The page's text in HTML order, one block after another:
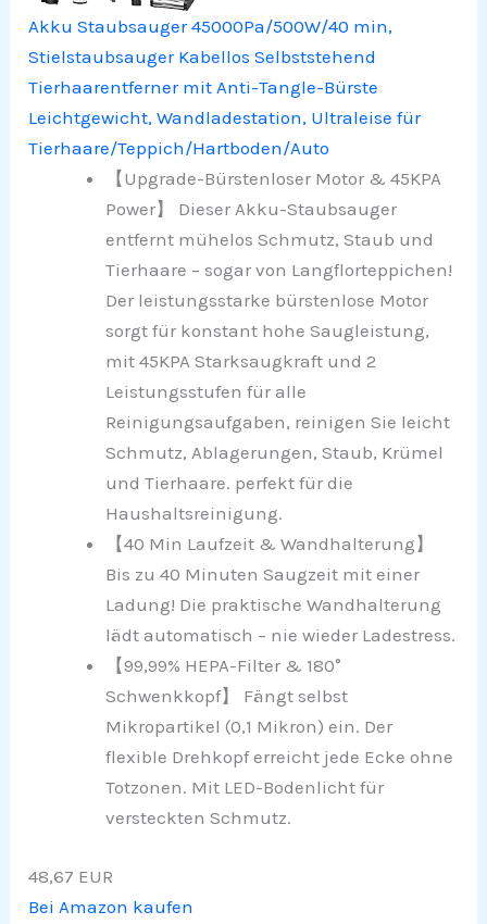
Akku Staubsauger 45000Pa/500W/40 min,
Stielstaubsauger Kabellos Selbststehend
Tierhaarentferner mit Anti-Tangle-Bürste
Leichtgewicht, Wandladestation, Ultraleise für
Tierhaare/Teppich/Hartboden/Auto
【Upgrade-Bürstenloser Motor & 45KPA
Power】 Dieser Akku-Staubsauger
entfernt mühelos Schmutz, Staub und
Tierhaare – sogar von Langflorteppichen!
Der leistungsstarke bürstenlose Motor
sorgt für konstant hohe Saugleistung,
mit 45KPA Starksaugkraft und 2
Leistungsstufen für alle
Reinigungsaufgaben, reinigen Sie leicht
Schmutz, Ablagerungen, Staub, Krümel
und Tierhaare. perfekt für die
Haushaltsreinigung.
【40 Min Laufzeit & Wandhalterung】
Bis zu 40 Minuten Saugzeit mit einer
Ladung! Die praktische Wandhalterung
lädt automatisch – nie wieder Ladestress.
【99,99% HEPA-Filter & 180°
Schwenkkopf】 Fängt selbst
Mikropartikel (0,1 Mikron) ein. Der
flexible Drehkopf erreicht jede Ecke ohne
Totzonen. Mit LED-Bodenlicht für
versteckten Schmutz.
48,67 EUR
Bei Amazon kaufen